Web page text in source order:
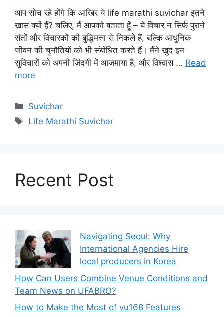
आप सोच रहे होंगे कि आखिर ये life marathi suvichar इतने
खास क्यों हैं? चलिए, मैं आपको बताता हूँ – ये विचार न सिर्फ पुराने
संतों और विचारकों की बुद्धिमत्ता से निकले हैं, बल्कि आधुनिक
जीवन की चुनौतियों को भी संबोधित करते हैं। मैंने खुद इन
सुविचारों को अपनी ज़िंदगी में आजमाया है, और विश्वास … Read
more
Categories
Suvichar
Tags
Life Marathi Suvichar
Recent Post
Navigating Seoul: Why
International Agencies Hire
local producers in Korea
How Can Users Combine Venue Conditions and
Team News on UFABRO?
How to Make the Most of vu168 Features